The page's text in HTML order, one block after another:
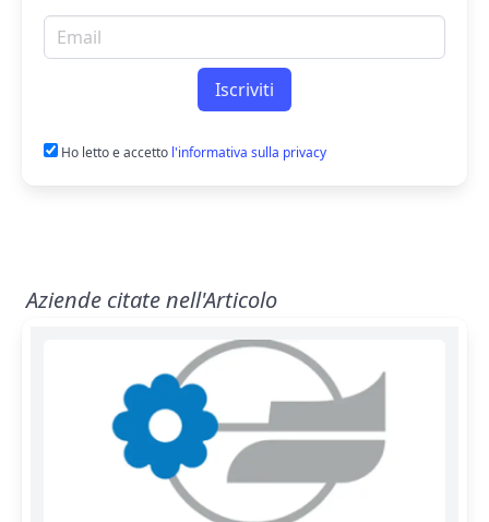
Email per newsletter
Iscriviti
Ho letto e accetto l'informativa sulla privacy
Aziende citate nell'Articolo